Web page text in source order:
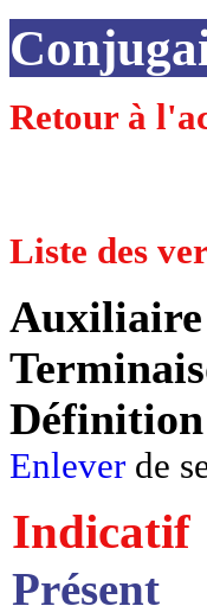
Retour à
Liste des
Enlever de
Indicatif
Présent